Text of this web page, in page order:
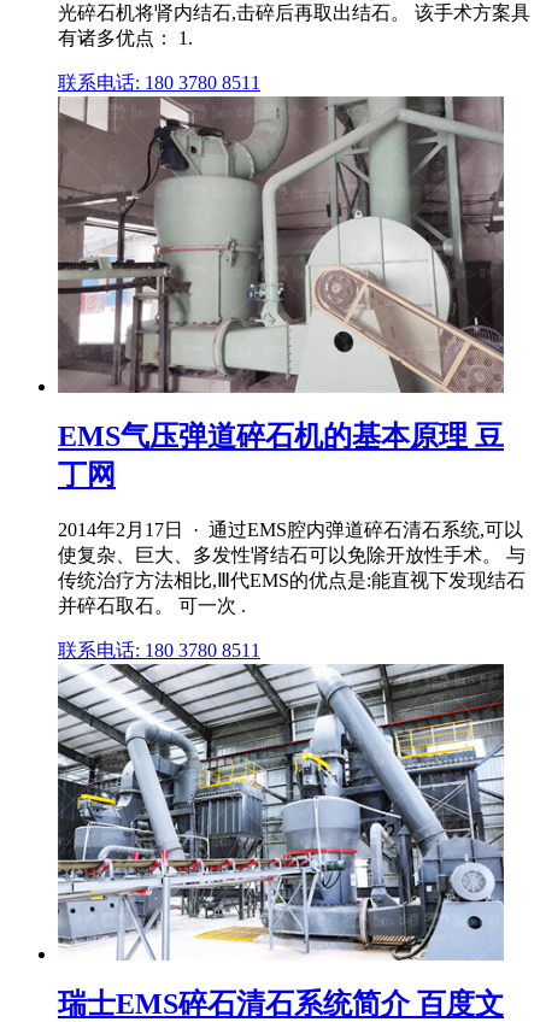
光碎石机将肾内结石,击碎后再取出结石。 该手术方案具
有诸多优点： 1.
联系电话: 180 3780 8511
EMS气压弹道碎石机的基本原理 豆
丁网
2014年2月17日 · 通过EMS腔内弹道碎石清石系统,可以
使复杂、巨大、多发性肾结石可以免除开放性手术。 与
传统治疗方法相比,Ⅲ代EMS的优点是:能直视下发现结石
并碎石取石。 可一次 .
联系电话: 180 3780 8511
瑞士EMS碎石清石系统简介 百度文